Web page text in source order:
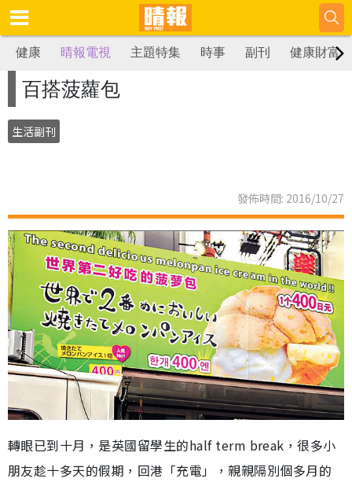
健康 晴報電視 主題特集 時事 副刊 健康財富
百搭菠蘿包
生活副刊
發佈時間: 2016/10/27
轉眼已到十月，是英國留學生的half term break，很多小
朋友趁十多天的假期，回港「充電」，親親隔別個多月的